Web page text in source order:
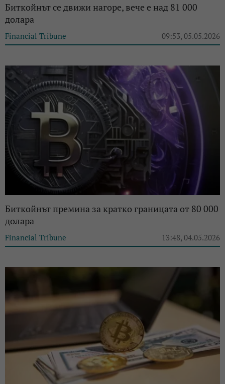
Биткойнът се движи нагоре, вече е над 81 000
долара
Financial Tribune 09:53, 05.05.2026
Биткойнът премина за кратко границата от 80 000
долара
Financial Tribune 13:48, 04.05.2026